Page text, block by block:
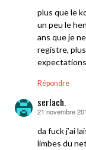
plus que le
un peu le
ans que je
registre,
Répondre
serlach.
dit :
21 novembre
da fuck j’ai
limbes du